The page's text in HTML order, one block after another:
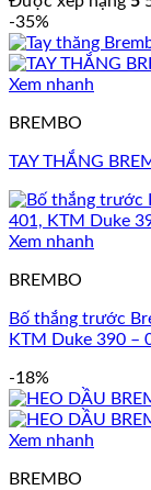
-35%
Xem nhanh
BREMBO
TAY THẮNG
Xem nhanh
BREMBO
Bố thắng trước
KTM Duke 390 –
-18%
Xem nhanh
BREMBO